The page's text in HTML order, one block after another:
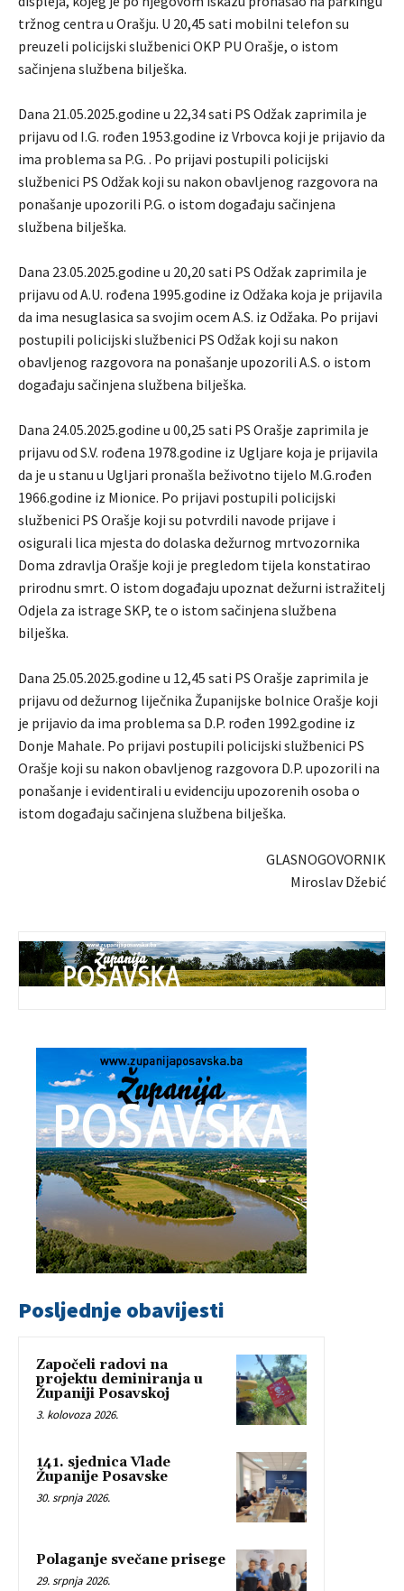
tržnog centra u Orašju. U 20,45 sati mobilni telefon su
preuzeli policijski službenici OKP PU Orašje, o istom
sačinjena službena bilješka.
Dana 21.05.2025.godine u 22,34 sati PS Odžak zaprimila je
prijavu od I.G. rođen 1953.godine iz Vrbovca koji je prijavio da
ima problema sa P.G. . Po prijavi postupili policijski
službenici PS Odžak koji su nakon obavljenog razgovora na
ponašanje upozorili P.G. o istom događaju sačinjena
službena bilješka.
Dana 23.05.2025.godine u 20,20 sati PS Odžak zaprimila je
prijavu od A.U. rođena 1995.godine iz Odžaka koja je prijavila
da ima nesuglasica sa svojim ocem A.S. iz Odžaka. Po prijavi
postupili policijski službenici PS Odžak koji su nakon
obavljenog razgovora na ponašanje upozorili A.S. o istom
događaju sačinjena službena bilješka.
Dana 24.05.2025.godine u 00,25 sati PS Orašje zaprimila je
prijavu od S.V. rođena 1978.godine iz Ugljare koja je prijavila
da je u stanu u Ugljari pronašla beživotno tijelo M.G.rođen
1966.godine iz Mionice. Po prijavi postupili policijski
službenici PS Orašje koji su potvrdili navode prijave i
osigurali lica mjesta do dolaska dežurnog mrtvozornika
Doma zdravlja Orašje koji je pregledom tijela konstatirao
prirodnu smrt. O istom događaju upoznat dežurni istražitelj
Odjela za istrage SKP, te o istom sačinjena službena
bilješka.
Dana 25.05.2025.godine u 12,45 sati PS Orašje zaprimila je
prijavu od dežurnog liječnika Županijske bolnice Orašje koji
je prijavio da ima problema sa D.P. rođen 1992.godine iz
Donje Mahale. Po prijavi postupili policijski službenici PS
Orašje koji su nakon obavljenog razgovora D.P. upozorili na
ponašanje i evidentirali u evidenciju upozorenih osoba o
istom događaju sačinjena službena bilješka.
GLASNOGOVORNIK
Miroslav Džebić
Posljednje obavijesti
Započeli radovi na
projektu deminiranja u
Županiji Posavskoj
3. kolovoza 2026.
141. sjednica Vlade
Županije Posavske
30. srpnja 2026.
Polaganje svečane prisege
29. srpnja 2026.